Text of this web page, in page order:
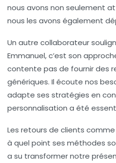
nous avons non seulement
nous les avons également
Un autre collaborateur
Emmanuel, c’est son
contente pas de fournir des
génériques. Il écoute nos
adapte ses stratégies en
personnalisation a été
Les retours de clients comme
à quel point ses méthodes
a su transformer notre